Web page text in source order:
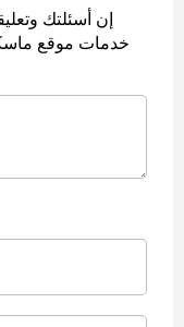
إن أسئلتك
خدمات موقع